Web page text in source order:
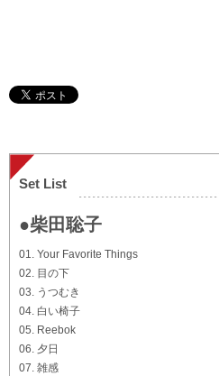
Set List
●柴田聡子
01. Your Favorite Things
02. 目の下
03. うつむき
04. 白い椅子
05. Reebok
06. 夕日
07. 雑感